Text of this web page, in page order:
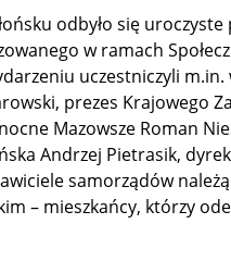
odbyło się
w ramach
uczestniczyli
prezes Krajowego
Mazowsze Roman
Andrzej Pietrasik,
samorządów
– mieszkańcy, którzy